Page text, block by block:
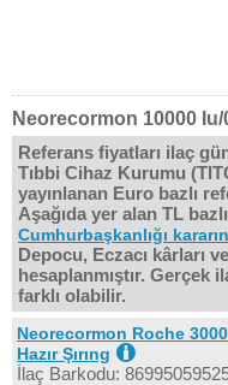
Neorecormon 10000 Iu/
Referans fiyatları ilaç
Tıbbi Cihaz Kurumu
yayınlanan Euro bazlı
Aşağıda yer alan TL
Cumhurbaşkanlığı
Depocu, Eczacı kârları
hesaplanmıştır. Gerçek
farklı olabilir.
Neorecormon Roche
Hazır Şırıng
İlaç Barkodu: